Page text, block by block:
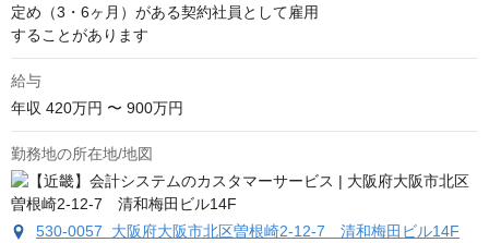
定め（3・6ヶ月）がある契約社員として雇用
することがあります
給与
年収 420万円 〜 900万円
勤務地の所在地/地図
530-0057 大阪府大阪市北区曽根崎2-12-7 清和梅田ビル14F